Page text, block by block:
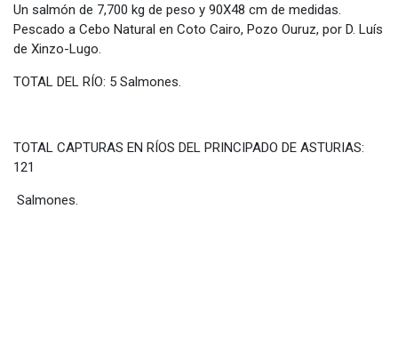
Un salmón de 7,700 kg de peso y 90X48 cm de medidas.
Pescado a Cebo Natural en Coto Cairo, Pozo Ouruz, por D. Luís
de Xinzo-Lugo.
TOTAL DEL RÍO: 5 Salmones.
TOTAL CAPTURAS EN RÍOS DEL PRINCIPADO DE ASTURIAS:
121
Salmones.